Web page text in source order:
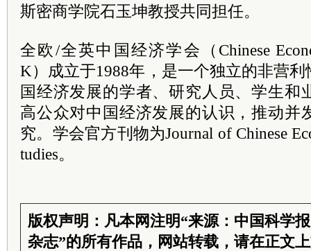
斯密商学院石玉坤教授共同担任。
全欧/全英中国经济学会（Chinese
K）成立于1988年，是一个独立的非营
国经济发展的学者、研究人员、学生和
高公众对中国经济发展的认识，推动并
究。学会官方刊物为Journal of Chinese
tudies。
版权声明：凡本网注明“来源：中国科学
杂志”的所有作品，网站转载，请在正文